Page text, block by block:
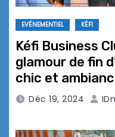
EVÉNEMENTIEL KÉFI
Kéfi Business
glamour de fin
chic et
Déc 19, 2024